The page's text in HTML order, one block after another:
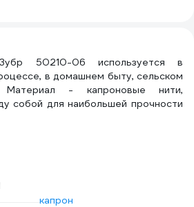
50210-06 используется в
в домашнем быту, сельском
- капроновые нити,
собой для наибольшей прочности
капрон